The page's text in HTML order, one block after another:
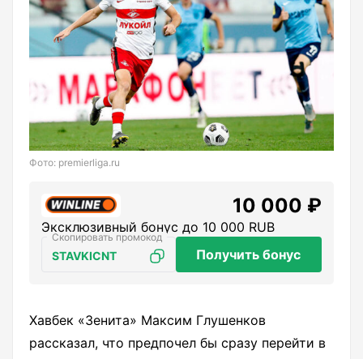
Фото: premierliga.ru
10 000 ₽
Эксклюзивный бонус до 10 000 RUB
STAVKICNT Получить бонус
Хавбек «Зенита» Максим Глушенков
рассказал, что предпочел бы сразу перейти в